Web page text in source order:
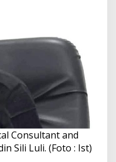
Consultant and
Sili Luli. (Foto : Ist)